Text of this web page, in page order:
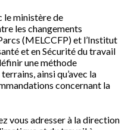
le ministère de
les changements
(MELCCFP) et l’Institut
et en Sécurité du travail
une méthode
ainsi qu’avec la
concernant la
vous adresser à la direction